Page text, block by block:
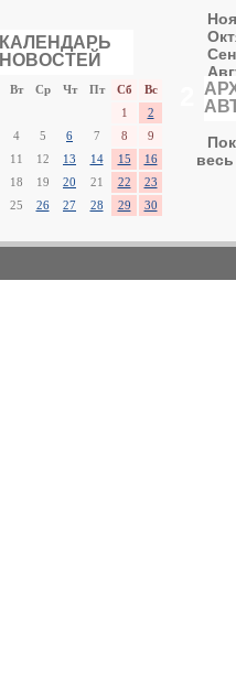
«Декабрь 2012
Вт Ср Чт Пт Сб
Вс
1
2
4 5 6 7 8
9
11 12 13 14 15
16
18 19 20 21 22
23
25 26 27 28 29
30
КАЛЕНДАРЬ
НОВОСТЕЙ